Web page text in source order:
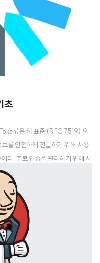
초
은 웹 표준 (RFC 7519) 으
를 안전하게 전달하기 위해 사용
다. 주로 인증을 관리하기 위해 사
태(Stateless) 라는 점이다. 세션
하지 않고 토큰 자체로 인증을 수
수 있다. 인증(Authentication):
인증을 마친 접근자
조 및 동작 방식 JWT는 Header,